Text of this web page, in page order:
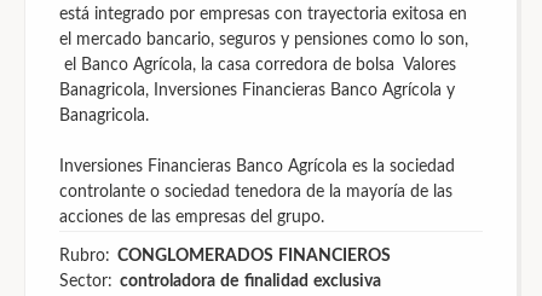
está integrado por empresas con trayectoria exitosa en
el mercado bancario, seguros y pensiones como lo son,
el Banco Agrícola, la casa corredora de bolsa Valores
Banagricola, Inversiones Financieras Banco Agrícola y
Banagricola.
Inversiones Financieras Banco Agrícola es la sociedad
controlante o sociedad tenedora de la mayoría de las
acciones de las empresas del grupo.
Rubro: CONGLOMERADOS FINANCIEROS
Sector: controladora de finalidad exclusiva